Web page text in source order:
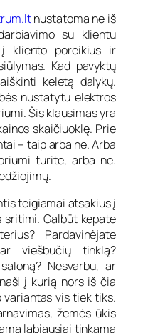
nustatoma ne iš
su klientu
kliento poreikius ir
Kad pavyktų
keletą dalykų.
nustatytu elektros
Šis klausimas yra
skaičiuoklę. Prie
– taip arba ne. Arba
turite, arba ne.
teigiamai atsakius į
sritimi. Galbūt kepate
Pardavinėjate
viešbučių tinklą?
Nesvarbu, ar
į kurią nors iš čia
vis tiek tiks.
žemės ūkis
labiausiai tinkama